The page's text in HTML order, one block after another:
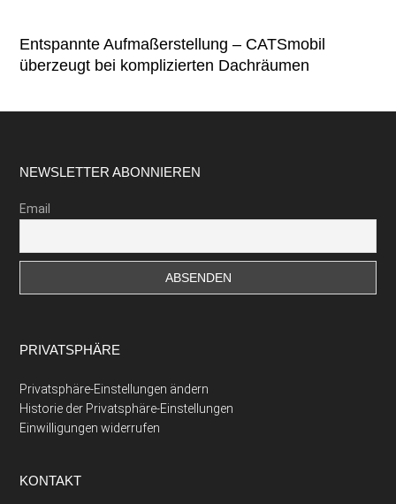
Entspannte Aufmaßerstellung – CATSmobil
überzeugt bei komplizierten Dachräumen
Footer
NEWSLETTER ABONNIEREN
Email
PRIVATSPHÄRE
Privatsphäre-Einstellungen ändern
Historie der Privatsphäre-Einstellungen
Einwilligungen widerrufen
KONTAKT